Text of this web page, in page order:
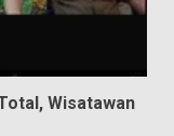
Wisatawan